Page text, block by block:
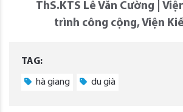
ThS.KTS Lê Văn Cường |
trình công cộng, Viện
TAG:
hà giang du già